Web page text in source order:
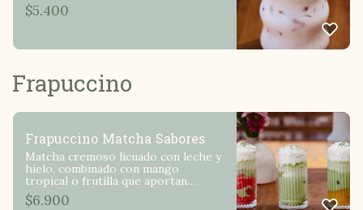
$5.400
Frapuccino
Frapuccino Matcha Sabores
Matcha cremoso licuado con leche y
hielo, combinado con mango
tropical o frutilla que aportan
dulzura natural y un toque vibrante
$6.900